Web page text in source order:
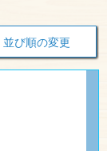
並び順の変更